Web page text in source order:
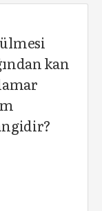
kan